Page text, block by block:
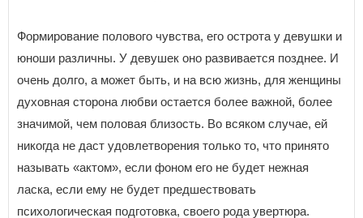
Формирование полового чувства, его острота у девушки и
юноши различны. У девушек оно развивается позднее. И
очень долго, а может быть, и на всю жизнь, для женщины
духовная сторона любви остается более важной, более
значимой, чем половая близость. Во всяком случае, ей
никогда не даст удовлетворения только то, что принято
называть «актом», если фоном его не будет нежная
ласка, если ему не будет предшествовать
психологическая подготовка, своего рода увертюра.